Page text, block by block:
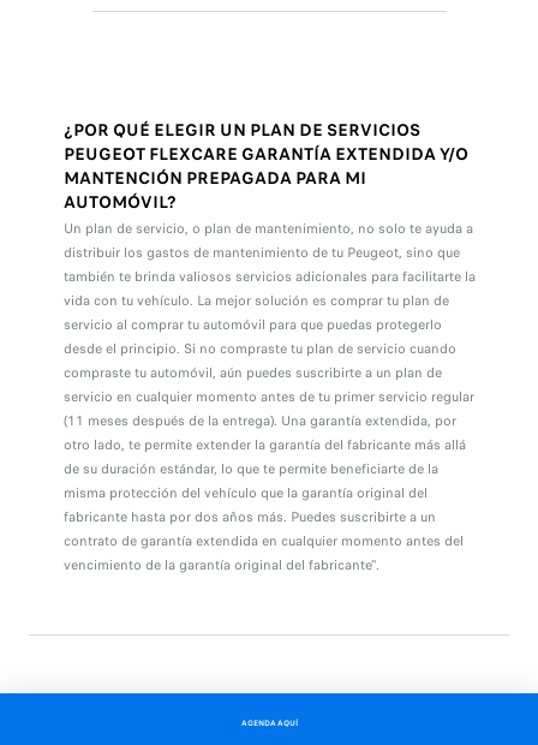
¿POR QUÉ ELEGIR UN PLAN DE SERVICIOS
PEUGEOT FLEXCARE GARANTÍA EXTENDIDA Y/O
MANTENCIÓN PREPAGADA PARA MI
AUTOMÓVIL?
Un plan de servicio, o plan de mantenimiento, no solo te ayuda a
distribuir los gastos de mantenimiento de tu Peugeot, sino que
también te brinda valiosos servicios adicionales para facilitarte la
vida con tu vehículo. La mejor solución es comprar tu plan de
servicio al comprar tu automóvil para que puedas protegerlo
desde el principio. Si no compraste tu plan de servicio cuando
compraste tu automóvil, aún puedes suscribirte a un plan de
servicio en cualquier momento antes de tu primer servicio regular
(11 meses después de la entrega). Una garantía extendida, por
otro lado, te permite extender la garantía del fabricante más allá
de su duración estándar, lo que te permite beneficiarte de la
misma protección del vehículo que la garantía original del
fabricante hasta por dos años más. Puedes suscribirte a un
contrato de garantía extendida en cualquier momento antes del
vencimiento de la garantía original del fabricante".
AGENDA AQUÍ